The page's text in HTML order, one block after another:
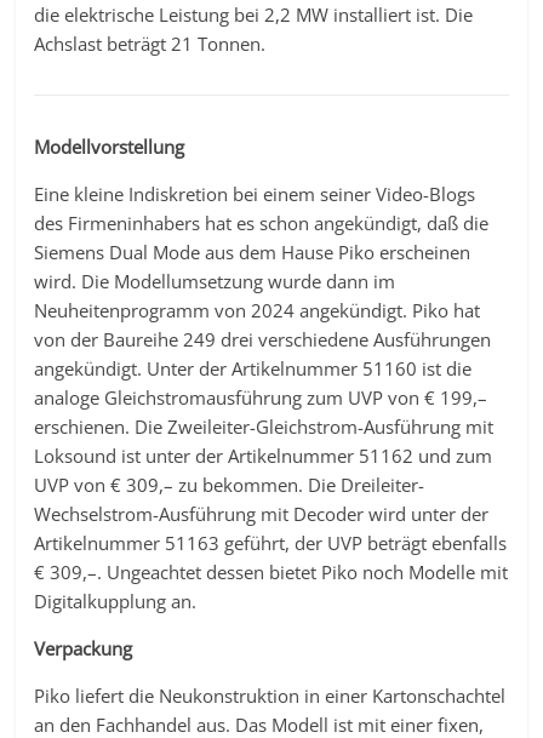
die elektrische Leistung bei 2,2 MW installiert ist. Die
Achslast beträgt 21 Tonnen.
Modellvorstellung
Eine kleine Indiskretion bei einem seiner Video-Blogs
des Firmeninhabers hat es schon angekündigt, daß die
Siemens Dual Mode aus dem Hause Piko erscheinen
wird. Die Modellumsetzung wurde dann im
Neuheitenprogramm von 2024 angekündigt. Piko hat
von der Baureihe 249 drei verschiedene Ausführungen
angekündigt. Unter der Artikelnummer 51160 ist die
analoge Gleichstromausführung zum UVP von € 199,–
erschienen. Die Zweileiter-Gleichstrom-Ausführung mit
Loksound ist unter der Artikelnummer 51162 und zum
UVP von € 309,– zu bekommen. Die Dreileiter-
Wechselstrom-Ausführung mit Decoder wird unter der
Artikelnummer 51163 geführt, der UVP beträgt ebenfalls
€ 309,–. Ungeachtet dessen bietet Piko noch Modelle mit
Digitalkupplung an.
Verpackung
Piko liefert die Neukonstruktion in einer Kartonschachtel
an den Fachhandel aus. Das Modell ist mit einer fixen,